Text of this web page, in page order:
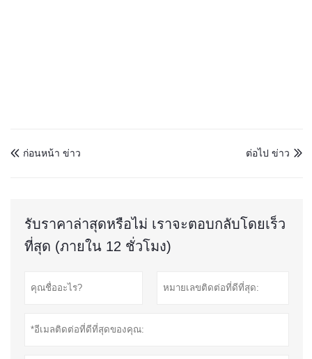
 ก่อนหน้า ข่าว 
ต่อไป ข่าว
รับราคาล่าสุดหรือไม่ เราจะตอบกลับโดยเร็ว
ที่สุด (ภายใน 12 ชั่วโมง)